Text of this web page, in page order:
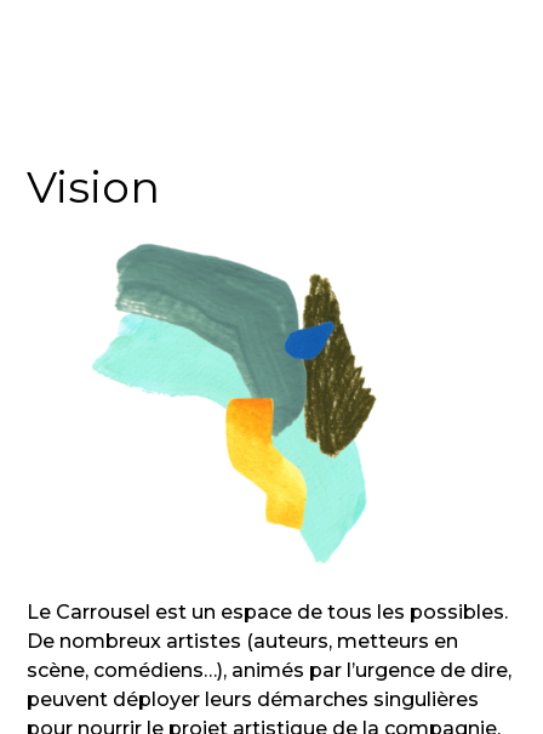
Vision
Le Carrousel est un espace de tous les possibles.
De nombreux artistes (auteurs, metteurs en
scène, comédiens…), animés par l’urgence de dire,
peuvent déployer leurs démarches singulières
pour nourrir le projet artistique de la compagnie.